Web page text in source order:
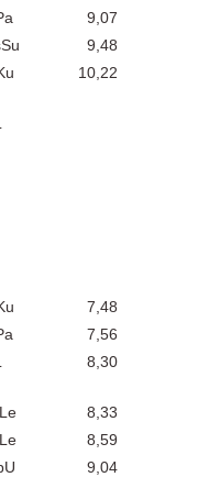
9,07
9,48
10,22
7,48
7,56
8,30
8,33
8,59
9,04